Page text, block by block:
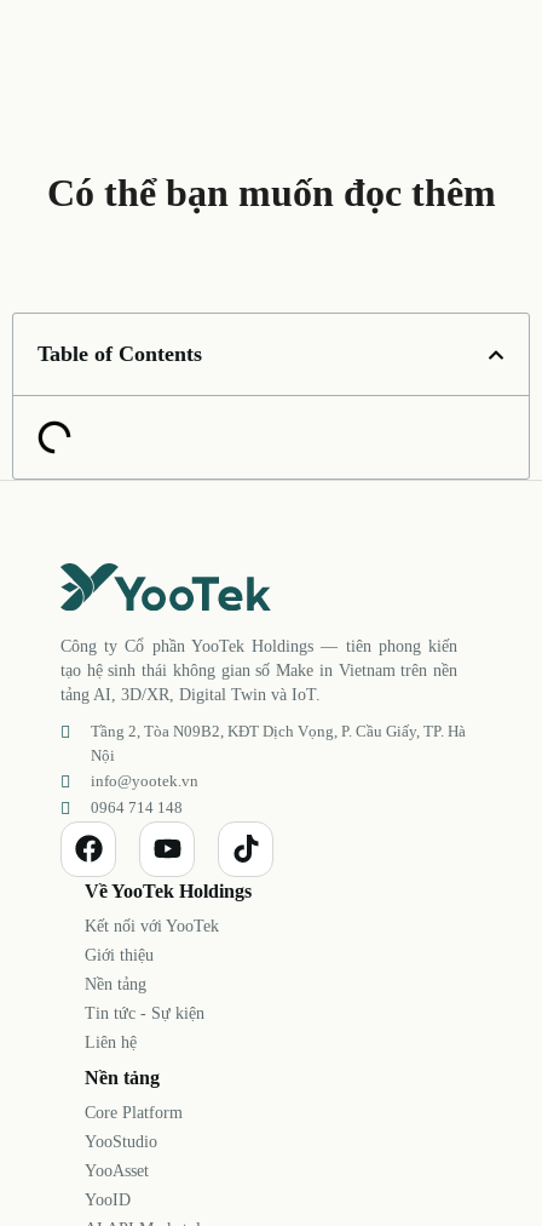
Có thể bạn muốn đọc thêm
Table of Contents
Công ty Cổ phần YooTek Holdings — tiên phong kiến
tạo hệ sinh thái không gian số Make in Vietnam trên nền
tảng AI, 3D/XR, Digital Twin và IoT.
Tầng 2, Tòa N09B2, KĐT Dịch Vọng, P. Cầu Giấy, TP. Hà
Nội
info@yootek.vn
0964 714 148
Về YooTek Holdings
Kết nối với YooTek
Giới thiệu
Nền tảng
Tin tức - Sự kiện
Liên hệ
Nền tảng
Core Platform
YooStudio
YooAsset
YooID